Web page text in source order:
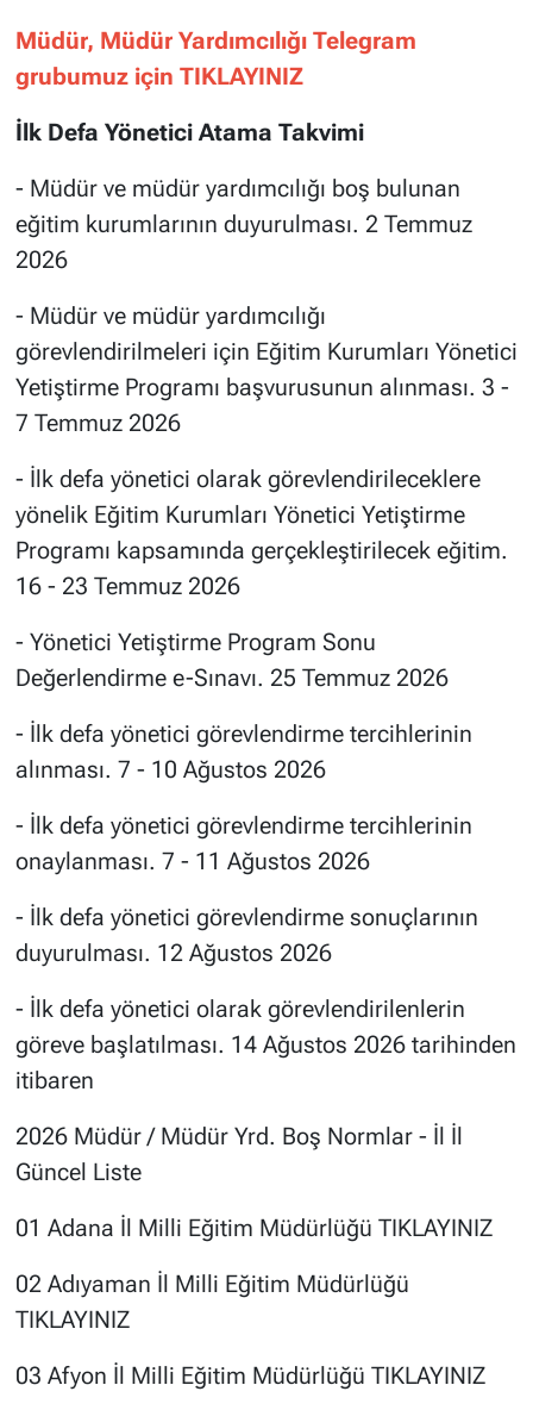
Müdür, Müdür Yardımcılığı Telegram
grubumuz için TIKLAYINIZ
İlk Defa Yönetici Atama Takvimi
- Müdür ve müdür yardımcılığı boş bulunan
eğitim kurumlarının duyurulması. 2 Temmuz
2026
- Müdür ve müdür yardımcılığı
görevlendirilmeleri için Eğitim Kurumları Yönetici
Yetiştirme Programı başvurusunun alınması. 3 -
7 Temmuz 2026
- İlk defa yönetici olarak görevlendirileceklere
yönelik Eğitim Kurumları Yönetici Yetiştirme
Programı kapsamında gerçekleştirilecek eğitim.
16 - 23 Temmuz 2026
- Yönetici Yetiştirme Program Sonu
Değerlendirme e-Sınavı. 25 Temmuz 2026
- İlk defa yönetici görevlendirme tercihlerinin
alınması. 7 - 10 Ağustos 2026
- İlk defa yönetici görevlendirme tercihlerinin
onaylanması. 7 - 11 Ağustos 2026
- İlk defa yönetici görevlendirme sonuçlarının
duyurulması. 12 Ağustos 2026
- İlk defa yönetici olarak görevlendirilenlerin
göreve başlatılması. 14 Ağustos 2026 tarihinden
itibaren
2026 Müdür / Müdür Yrd. Boş Normlar - İl İl
Güncel Liste
01 Adana İl Milli Eğitim Müdürlüğü TIKLAYINIZ
02 Adıyaman İl Milli Eğitim Müdürlüğü
TIKLAYINIZ
03 Afyon İl Milli Eğitim Müdürlüğü TIKLAYINIZ